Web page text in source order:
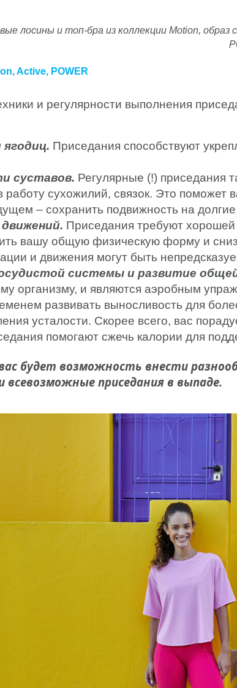
лосины и топ-бра из коллекции Motion,
,Active, POWER
и регулярности выполнения
Приседания способствуют
суставов. Регулярные (!) приседания
работу сухожилий, связок. Это
– сохранить подвижность на
Приседания требуют
вашу общую физическую форму и
и движения могут быть
системы и развитие
организму, и являются аэробным
развивать выносливость для
усталости. Скорее всего, вас
помогают сжечь калории для
будет возможность внести
всевозможные приседания в выпаде.